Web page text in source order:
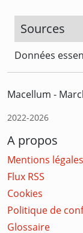
Sources
Données
Macellum -
2022-2026
A propos
Mentions légales
Flux RSS
Cookies
Politique de
Glossaire